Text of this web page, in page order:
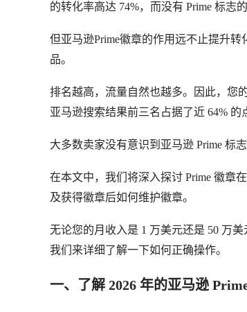
的转化率高达 74%，而没有 Prime 标志
但亚马逊Prime徽章的作用远不止提升
品。
排名越高，流量自然也越多。因此，您
亚马逊搜索结果前三名占据了近 64% 的
大多数卖家没有意识到亚马逊 Prime 标
在本文中，我们将深入探讨 Prime 徽章
及获得徽章后如何维护徽章。
无论您的月收入是 1 万美元还是 50 万
我们来详细了解一下如何正确操作。
一、了解 2026 年的亚马逊